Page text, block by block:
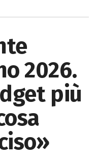
2026.
più